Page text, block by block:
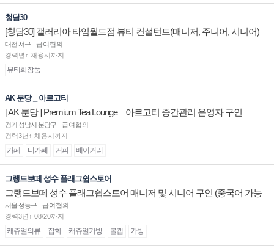
청담30
[청담30] 갤러리아 타임월드점 뷰티 컨설턴트(매니저, 주니어, 시니어)
채용
대전 서구
급여협의
경력년↑ 채용시까지
뷰티화장품
AK 분당 _ 아르고티
[ AK 분당 ] Premium Tea Lounge _ 아르고티 중간관리 운영자 구인 _
경기 성남시 분당구
급여협의
경력3년↑ 채용시까지
카페 티카페 커피 베이커리
그랭드보떼 성수 플래그쉽스토어
그랭드보떼 성수 플래그쉽스토어 매니저 및 시니어 구인 (중국어 가능
자)
서울 성동구
급여협의
경력3년↑ 08/20까지
캐쥬얼의류 잡화 캐쥬얼가방 볼캡 가방